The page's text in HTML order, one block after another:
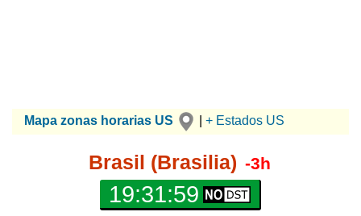
Mapa zonas horarias US + Estados US
Brasil (Brasilia) -3h
19:32:00